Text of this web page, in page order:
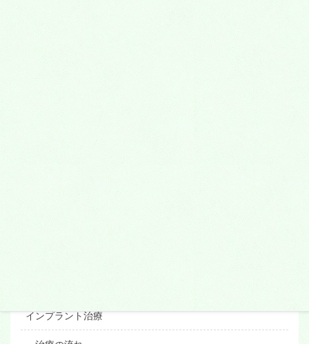
インプラント治療